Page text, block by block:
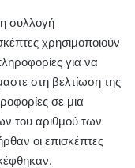
συλλογή
χρησιμοποιούν
για να
στη βελτίωση της
σε μια
του αριθμού των
οι επισκέπτες